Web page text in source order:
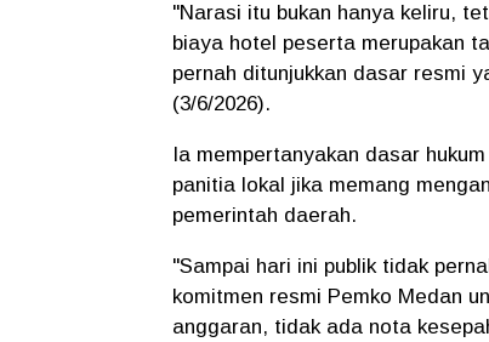
"Narasi itu bukan hanya keliru,
biaya hotel peserta merupakan
pernah ditunjukkan dasar resmi
(3/6/2026).
Ia mempertanyakan dasar
panitia lokal jika memang
pemerintah daerah.
"Sampai hari ini publik tidak
komitmen resmi Pemko Medan
anggaran, tidak ada nota